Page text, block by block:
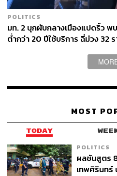
POLITICS
มท. 2 บุกผับกลางเมืองแปดริ้ว พ
ต่ำกว่า 20 ปีใช้บริการ ฉี่ม่วง 32
MOST
TODAY
POLITICS
ผลชันสูตร
เทพศิรินทร์